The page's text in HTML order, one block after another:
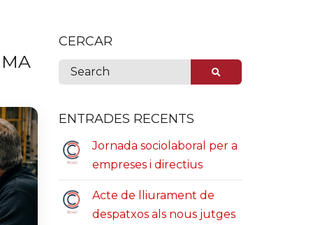
CERCAR
ENTRADES RECENTS
Jornada sociolaboral per a
empreses i directius
Acte de lliurament de
despatxos als nous jutges